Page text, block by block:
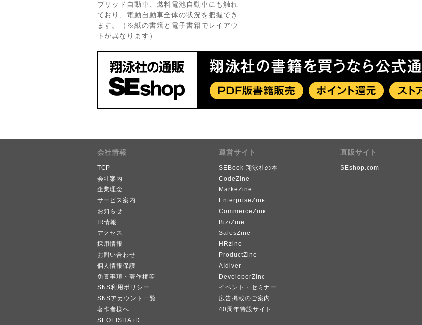
ブリッド自動車、燃料電池自動車にも触れ
ており、電動自動車全体の状況を把握でき
ます。（※紙の書籍と電子書籍でレイアウ
トが異なります）
会社情報
TOP
会社案内
企業理念
サービス案内
お知らせ
IR情報
アクセス
採用情報
お問い合わせ
個人情報保護
免責事項・著作権等
SNS利用ポリシー
SNSアカウント一覧
著作者様へ
SHOEISHA iD
運営サイト
SEBook 翔泳社の本
CodeZine
MarkeZine
EnterpriseZine
CommerceZine
Biz/Zine
SalesZine
HRzine
ProductZine
AIdiver
DeveloperZine
イベント・セミナー
広告掲載のご案内
40周年特設サイト
直販サイト
SEshop.com